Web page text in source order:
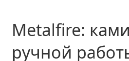
Metalfire:
ручной